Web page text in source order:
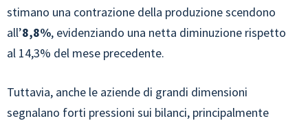
stimano una contrazione della produzione scendono
all’8,8%, evidenziando una netta diminuzione rispetto
al 14,3% del mese precedente.
Tuttavia, anche le aziende di grandi dimensioni
segnalano forti pressioni sui bilanci, principalmente